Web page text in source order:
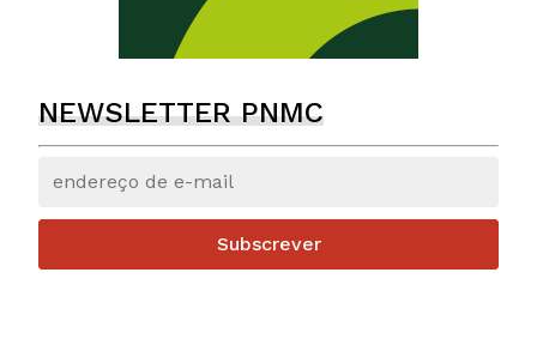
NEWSLETTER PNMC
Subscrever